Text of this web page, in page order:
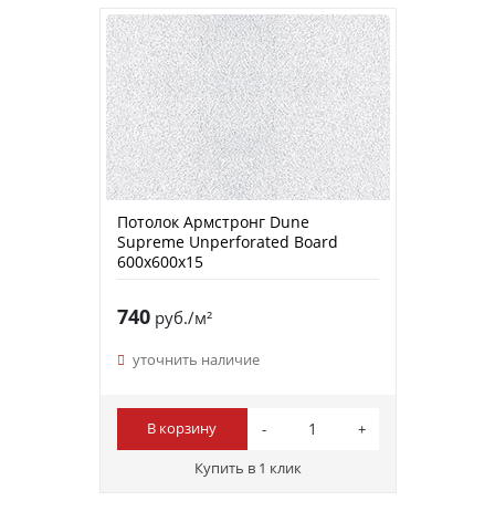
Потолок Армстронг Dune
Supreme Unperforated Board
600x600x15
740руб./м²
уточнить наличие
В корзину
Купить в 1 клик